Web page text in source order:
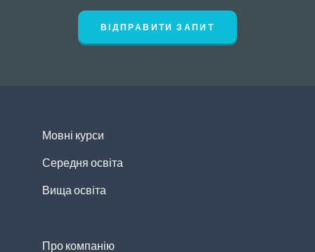
ВІДПРАВИТИ ЗАПИТ
Мовні курси
Середня освіта
Вища освіта
Про компанію